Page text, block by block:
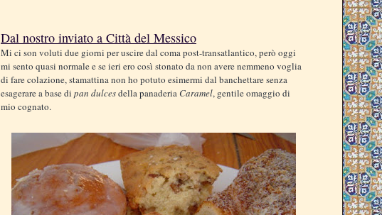
Dal nostro inviato a Città del Messico
Mi ci son voluti due giorni per uscire dal coma post-transatlantico, però oggi
mi sento quasi normale e se ieri ero così stonato da non avere nemmeno voglia
di fare colazione, stamattina non ho potuto esimermi dal banchettare senza
esagerare a base di pan dulcesdella panaderia Caramel, gentile omaggio di
mio cognato.